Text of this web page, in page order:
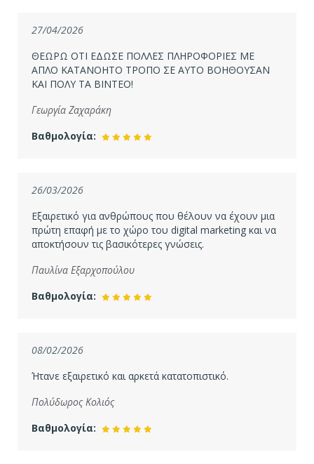
27/04/2026
ΘΕΩΡΩ ΟΤΙ ΕΔΩΣΕ ΠΟΛΛΕΣ ΠΛΗΡΟΦΟΡΙΕΣ ΜΕ
ΑΠΛΟ ΚΑΤΑΝΟΗΤΟ ΤΡΟΠΟ ΣΕ ΑΥΤΟ ΒΟΗΘΟΥΣΑΝ
ΚΑΙ ΠΟΛΥ ΤΑ ΒΙΝΤΕΟ!
Γεωργία Ζαχαράκη
Βαθμολογία:
26/03/2026
Εξαιρετικό για ανθρώπους που θέλουν να έχουν μια
πρώτη επαφή με το χώρο του digital marketing και να
αποκτήσουν τις βασικότερες γνώσεις.
Παυλίνα Εξαρχοπούλου
Βαθμολογία:
08/02/2026
Ήτανε εξαιρετικό και αρκετά κατατοπιστικό.
Πολύδωρος Κολιός
Βαθμολογία: